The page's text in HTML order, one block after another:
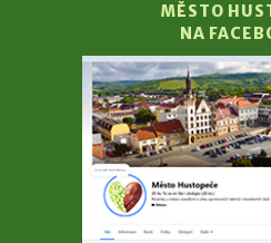
MĚSTO
NA